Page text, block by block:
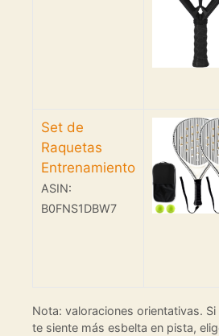
Set de
Raquetas
Entrenamiento
ASIN:
B0FNS1DBW7
Nota: valoraciones orientativas.
te siente más esbelta en pista,